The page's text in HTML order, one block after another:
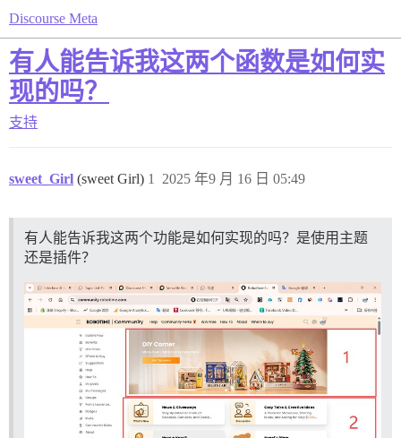
Discourse Meta
有人能告诉我这两个函数是如何实
现的吗？
支持
sweet_Girl (sweet Girl) 2025 年9 月 16 日 05:49
1
有人能告诉我这两个功能是如何实现的吗？是使用主题
还是插件？